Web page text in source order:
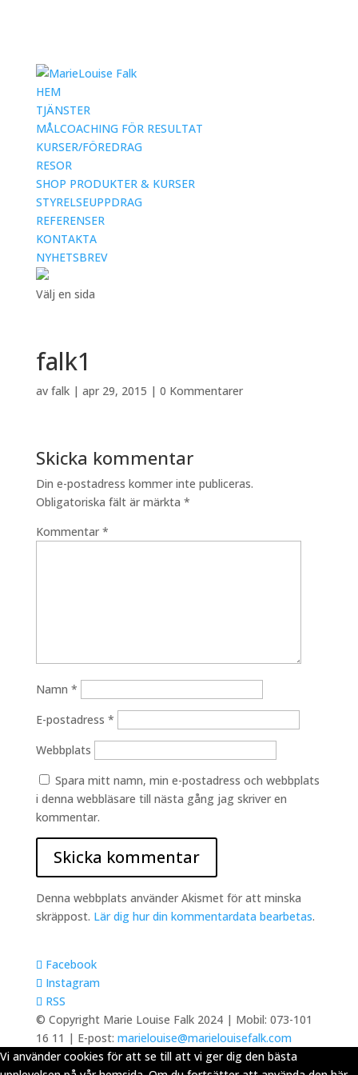
HEM
TJÄNSTER
MÅLCOACHING FÖR RESULTAT
KURSER/FÖREDRAG
RESOR
SHOP PRODUKTER & KURSER
STYRELSEUPPDRAG
REFERENSER
KONTAKTA
NYHETSBREV
Välj en sida
falk1
av falk| apr 29, 2015 | 0 Kommentarer
Skicka kommentar
Din e-postadress kommer inte publiceras.
Obligatoriska fält är märkta *
Kommentar *
Namn *
E-postadress *
Webbplats
Spara mitt namn, min e-postadress och webbplats
i denna webbläsare till nästa gång jag skriver en
kommentar.
Denna webbplats använder Akismet för att minska
skräppost. Lär dig hur din kommentardata bearbetas.
Facebook
Instagram
RSS
© Copyright Marie Louise Falk 2024 | Mobil: 073-101
16 11 | E-post: marielouise@marielouisefalk.com
Vi använder cookies för att se till att vi ger dig den bästa